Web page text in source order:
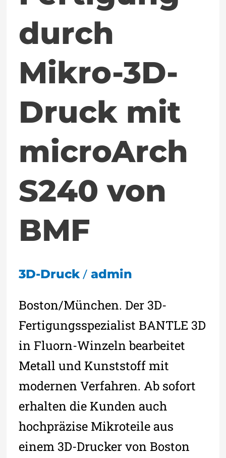
durch
Mikro-3D-
Druck mit
microArch
S240 von
BMF
3D-Druck/ admin
Boston/München. Der 3D-
Fertigungsspezialist BANTLE 3D
in Fluorn-Winzeln bearbeitet
Metall und Kunststoff mit
modernen Verfahren. Ab sofort
erhalten die Kunden auch
hochpräzise Mikroteile aus
einem 3D-Drucker von Boston